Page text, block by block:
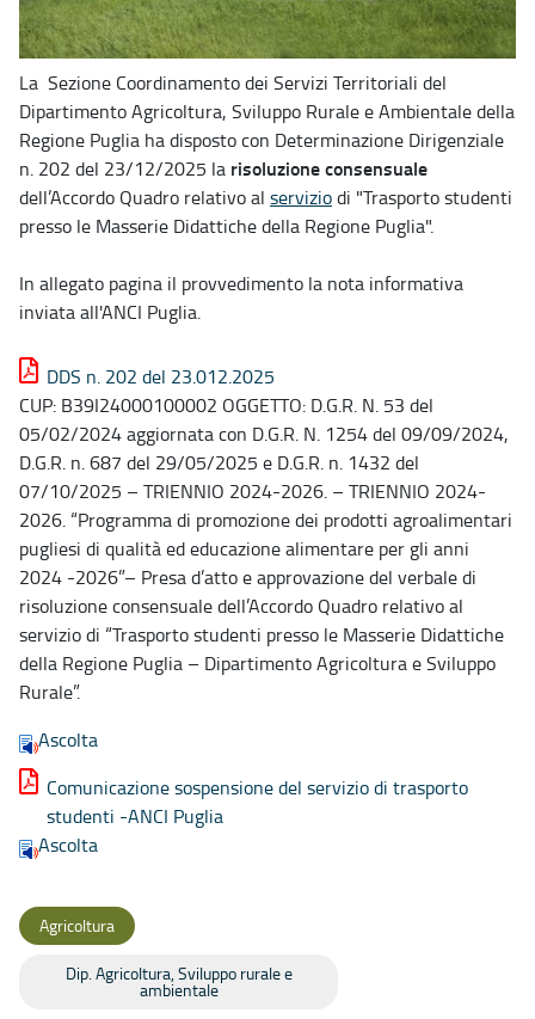
La Sezione Coordinamento dei Servizi Territoriali del
Dipartimento Agricoltura, Sviluppo Rurale e Ambientale della
Regione Puglia ha disposto con Determinazione Dirigenziale
n. 202 del 23/12/2025 la risoluzione consensuale
dell’Accordo Quadro relativo al serviziodi "Trasporto studenti
presso le Masserie Didattiche della Regione Puglia".
In allegato pagina il provvedimento la nota informativa
inviata all'ANCI Puglia.
DDS n. 202 del 23.012.2025
CUP: B39I24000100002 OGGETTO: D.G.R. N. 53 del
05/02/2024 aggiornata con D.G.R. N. 1254 del 09/09/2024,
D.G.R. n. 687 del 29/05/2025 e D.G.R. n. 1432 del
07/10/2025 – TRIENNIO 2024-2026. – TRIENNIO 2024-
2026. “Programma di promozione dei prodotti agroalimentari
pugliesi di qualità ed educazione alimentare per gli anni
2024 -2026”– Presa d’atto e approvazione del verbale di
risoluzione consensuale dell’Accordo Quadro relativo al
servizio di “Trasporto studenti presso le Masserie Didattiche
della Regione Puglia – Dipartimento Agricoltura e Sviluppo
Rurale”.
Ascolta
Comunicazione sospensione del servizio di trasporto
studenti -ANCI Puglia
Ascolta
Agricoltura
Dip. Agricoltura, Sviluppo rurale e
ambientale